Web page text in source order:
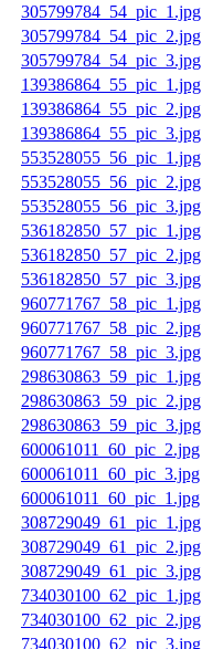
305799784_54_pic_1.jpg
305799784_54_pic_2.jpg
305799784_54_pic_3.jpg
139386864_55_pic_1.jpg
139386864_55_pic_2.jpg
139386864_55_pic_3.jpg
553528055_56_pic_1.jpg
553528055_56_pic_2.jpg
553528055_56_pic_3.jpg
536182850_57_pic_1.jpg
536182850_57_pic_2.jpg
536182850_57_pic_3.jpg
960771767_58_pic_1.jpg
960771767_58_pic_2.jpg
960771767_58_pic_3.jpg
298630863_59_pic_1.jpg
298630863_59_pic_2.jpg
298630863_59_pic_3.jpg
600061011_60_pic_2.jpg
600061011_60_pic_3.jpg
600061011_60_pic_1.jpg
308729049_61_pic_1.jpg
308729049_61_pic_2.jpg
308729049_61_pic_3.jpg
734030100_62_pic_1.jpg
734030100_62_pic_2.jpg
734030100_62_pic_3.jpg